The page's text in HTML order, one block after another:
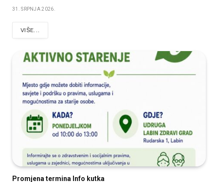
31. SRPNJA 2026.
VIŠE...
Promjena termina Info kutka